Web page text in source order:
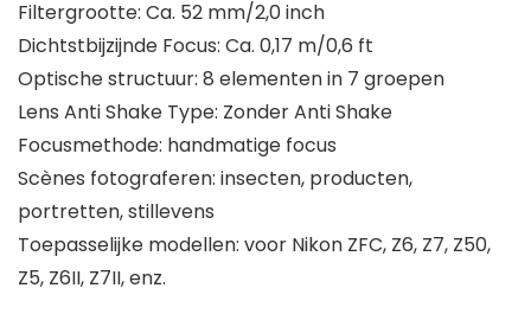
Filtergrootte: Ca. 52 mm/2,0 inch
Dichtstbijzijnde Focus: Ca. 0,17 m/0,6 ft
Optische structuur: 8 elementen in 7 groepen
Lens Anti Shake Type: Zonder Anti Shake
Focusmethode: handmatige focus
Scènes fotograferen: insecten, producten,
portretten, stillevens
Toepasselijke modellen: voor Nikon ZFC, Z6, Z7, Z50,
Z5, Z6II, Z7II, enz.